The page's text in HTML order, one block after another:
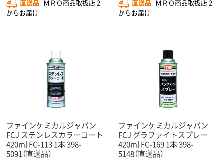
直送品 ＭＲＯ商品取扱店２
からお届け
直送品 ＭＲＯ商品取扱店２
からお届け
ファインケミカルジャパン
FCJ ステンレスカラーコート
420ml FC-113 1本 398-
5091（直送品）
ファインケミカルジャパン
FCJ グラファイトスプレー
420ml FC-169 1本 398-
5148（直送品）